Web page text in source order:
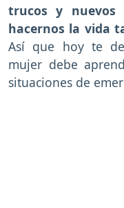
trucos y nuevos
hacernos la vida
Así que hoy te
mujer debe
situaciones de